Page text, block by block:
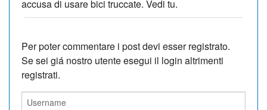
accusa di usare bici truccate. Vedi tu.
Per poter commentare i post devi esser registrato.
Se sei giá nostro utente esegui il login altrimenti
registrati.